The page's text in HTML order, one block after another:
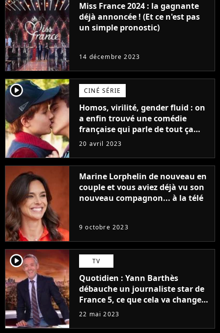
Miss France 2024 : la gagnante
déjà annoncée ! (Et ce n'est pas
un simple pronostic)
14 décembre 2023
player2 CINÉ SÉRIE
Homos, virilité, gender fluid : on
a enfin trouvé une comédie
française qui parle de tout ça
sans être super ringarde
20 avril 2023
Marine Lorphelin de nouveau en
couple et vous aviez déjà vu son
nouveau compagnon... à la télé
9 octobre 2023
player2 TV
Quotidien : Yann Barthès
débauche un journaliste star de
France 5, ce que cela va changer
à la rentrée
22 mai 2023